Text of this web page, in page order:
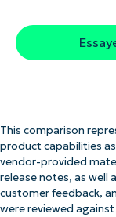
This comparison
product capabilities
vendor-provided
release notes, as well
customer feedback,
were reviewed